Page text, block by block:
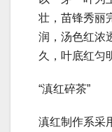
壮，苗锋秀丽
润，汤色红浓
久，叶底红匀
“滇红碎茶”
滇红制作系采